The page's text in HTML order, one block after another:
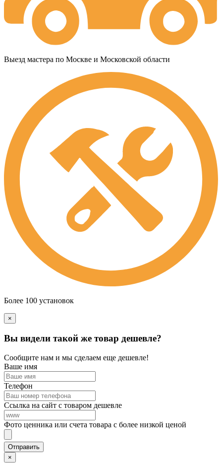
Выезд мастера по Москве и Московской области
Более 100 установок
×
Вы видели такой же товар дешевле?
Сообщите нам и мы сделаем еще дешевле!
Ваше имя
Телефон
Ссылка на сайт с товаром дешевле
Фото ценника или счета товара с более низкой ценой
×